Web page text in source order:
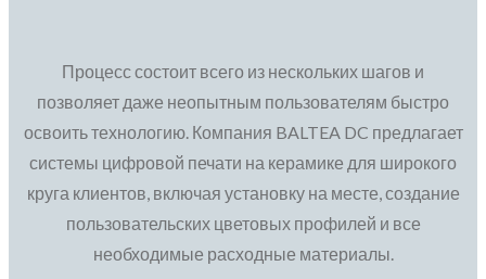
Процесс состоит всего из нескольких шагов и
позволяет даже неопытным пользователям быстро
освоить технологию. Компания BALTEA DC предлагает
системы цифровой печати на керамике для широкого
круга клиентов, включая установку на месте, создание
пользовательских цветовых профилей и все
необходимые расходные материалы.